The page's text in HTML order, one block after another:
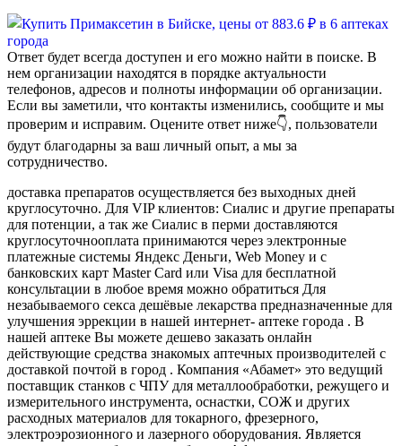
Ответ будет всегда доступен и его можно найти в поиске. В
нем организации находятся в порядке актуальности
телефонов, адресов и полноты информации об организации.
Если вы заметили, что контакты изменились, сообщите и мы
проверим и исправим. Оцените ответ ниже👇, пользователи
будут благодарны за ваш личный опыт, а мы за
сотрудничество.
доставка препаратов осуществляется без выходных дней
круглосуточно. Для VIP клиентов: Сиалис и другие препараты
для потенции, а так же Сиалис в перми доставляются
круглосуточнооплата принимаются через электронные
платежные системы Яндекс Деньги, Web Money и с
банковских карт Master Card или Visa для бесплатной
консультации в любое время можно обратиться Для
незабываемого секса дешёвые лекарства предназначенные для
улучшения эррекции в нашей интернет- аптеке города . В
нашей аптеке Вы можете дешево заказать онлайн
действующие средства знакомых аптечных производителей с
доставкой почтой в город . Компания «Абамет» это ведущий
поставщик станков с ЧПУ для металлообработки, режущего и
измерительного инструмента, оснастки, СОЖ и других
расходных материалов для токарного, фрезерного,
электроэрозионного и лазерного оборудования. Является